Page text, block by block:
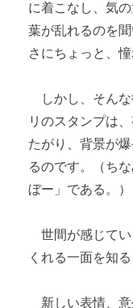
に着こなし、気
葉が乱れるのを
さにちょっと、憧
しかし、そんな
リのスタンプは
たがり、背景が
るのです。（ち
ぼー」である。）
世間が感じてい
くれる一面を知
新しい表情、意